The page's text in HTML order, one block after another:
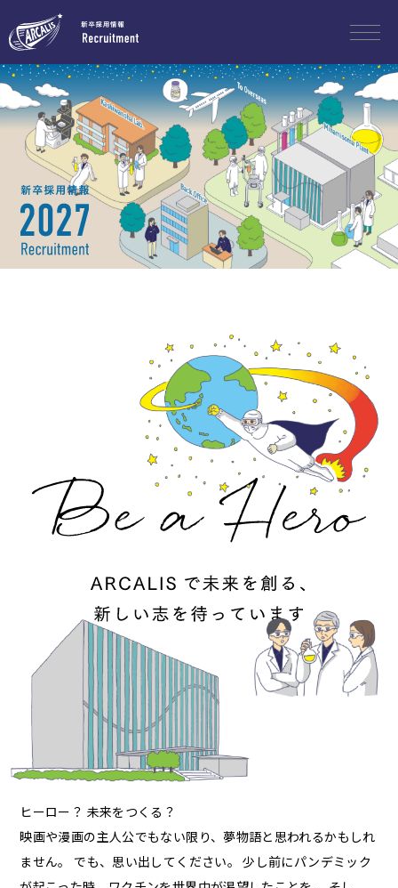
ヒーロー？ 未来をつくる？
映画や漫画の主人公でもない限り、夢物語と思われるかもしれ
ません。
でも、思い出してください。
少し前にパンデミック